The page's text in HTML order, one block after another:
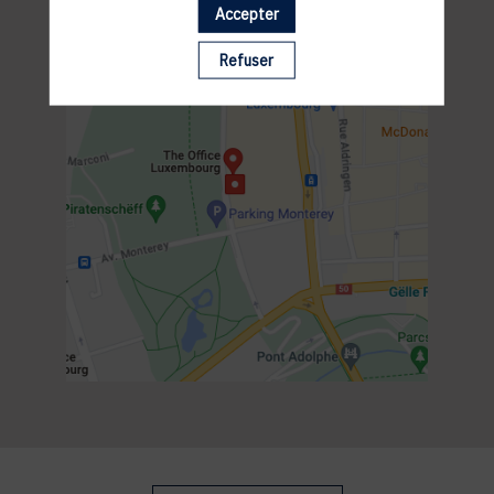
Accepter
Refuser